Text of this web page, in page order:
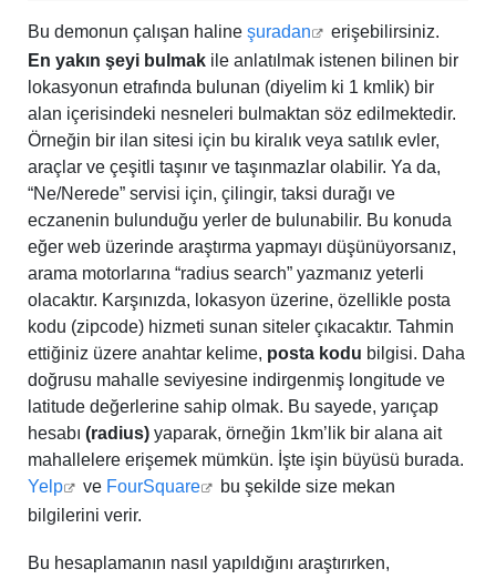
Bu demonun çalışan haline şuradan
erişebilirsiniz.
En yakın şeyi bulmak ile anlatılmak istenen bilinen bir
lokasyonun etrafında bulunan (diyelim ki 1 kmlik) bir
alan içerisindeki nesneleri bulmaktan söz edilmektedir.
Örneğin bir ilan sitesi için bu kiralık veya satılık evler,
araçlar ve çeşitli taşınır ve taşınmazlar olabilir. Ya da,
“Ne/Nerede” servisi için, çilingir, taksi durağı ve
eczanenin bulunduğu yerler de bulunabilir. Bu konuda
eğer web üzerinde araştırma yapmayı düşünüyorsanız,
arama motorlarına “radius search” yazmanız yeterli
olacaktır. Karşınızda, lokasyon üzerine, özellikle posta
kodu (zipcode) hizmeti sunan siteler çıkacaktır. Tahmin
ettiğiniz üzere anahtar kelime, posta kodu bilgisi. Daha
doğrusu mahalle seviyesine indirgenmiş longitude ve
latitude değerlerine sahip olmak. Bu sayede, yarıçap
hesabı (radius) yaparak, örneğin 1km’lik bir alana ait
mahallelere erişemek mümkün. İşte işin büyüsü burada.
Yelp
ve FourSquare
bu şekilde size mekan
bilgilerini verir.
Bu hesaplamanın nasıl yapıldığını araştırırken,